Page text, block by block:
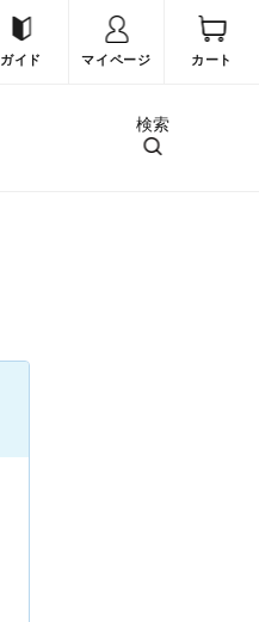
ガイド マイページ カート
検索